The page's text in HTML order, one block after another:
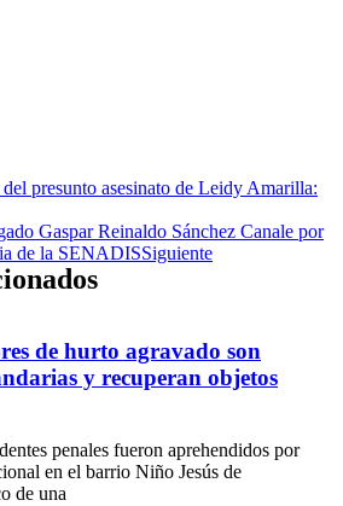
presunto asesinato de Leidy Amarilla:
Gaspar Reinaldo Sánchez Canale por
de la SENADISSiguiente
de hurto agravado son
y recuperan objetos
penales fueron aprehendidos por
en el barrio Niño Jesús de
de una